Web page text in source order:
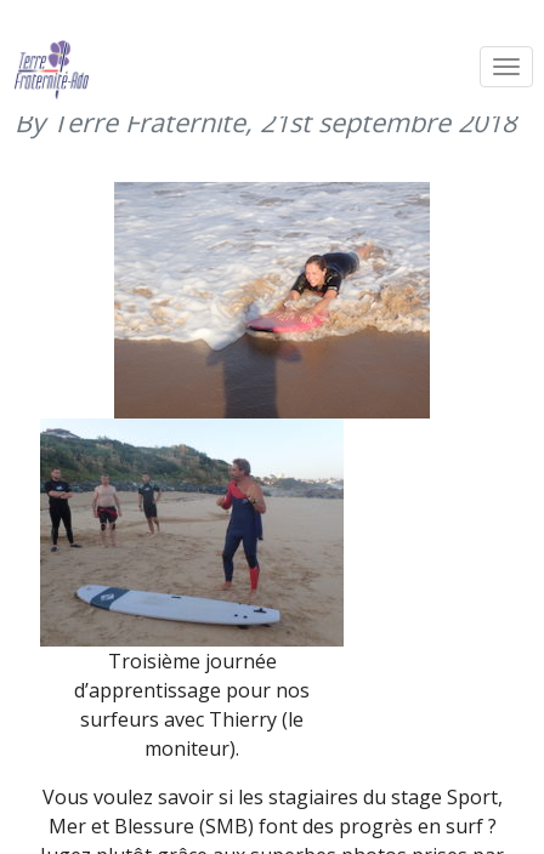
Stage SMB : mercredi matin, surf
(19 septembre 2018)
By Terre Fraternité, 21st septembre 2018
Troisième journée
d’apprentissage pour nos
surfeurs avec Thierry (le
moniteur).
Vous voulez savoir si les stagiaires du stage Sport,
Mer et Blessure (SMB) font des progrès en surf ?